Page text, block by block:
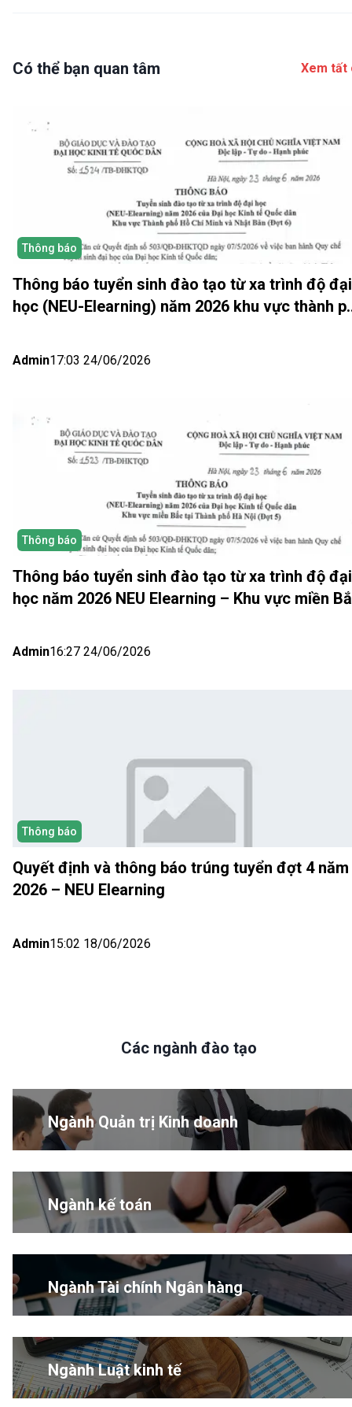
Có thể bạn quan tâm Xem tất
Thông báo
Thông báo tuyển sinh đào tạo từ xa trình độ đại
học (NEU-Elearning) năm 2026 khu vực thành
Admin17:03 24/06/2026
Thông báo
Thông báo tuyển sinh đào tạo từ xa trình độ đại
học năm 2026 NEU Elearning – Khu vực miền
Admin16:27 24/06/2026
Thông báo
Quyết định và thông báo trúng tuyển đợt 4 năm
2026 – NEU Elearning
Admin15:02 18/06/2026
Các ngành đào tạo
Ngành Quản trị Kinh doanh
Ngành kế toán
Ngành Tài chính Ngân hàng
Ngành Luật kinh tế